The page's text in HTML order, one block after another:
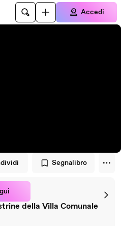
Accedi
Segnalibro
della Villa Comunale